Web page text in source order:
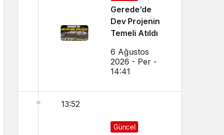
Gerede’de
Dev Projenin
Temeli Atıldı
6 Ağustos
2026 - Per -
14:41
13:52
Güncel